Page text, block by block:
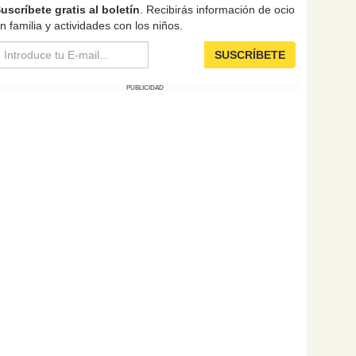
gratis al boletín . Recibirás información de ocio
familia y actividades con los niños.
SUSCRÍBETE
PUBLICIDAD